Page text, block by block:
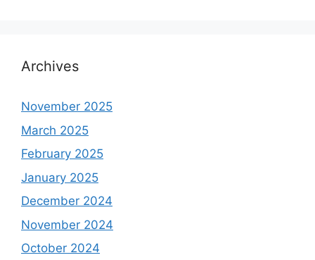
Archives
November 2025
March 2025
February 2025
January 2025
December 2024
November 2024
October 2024